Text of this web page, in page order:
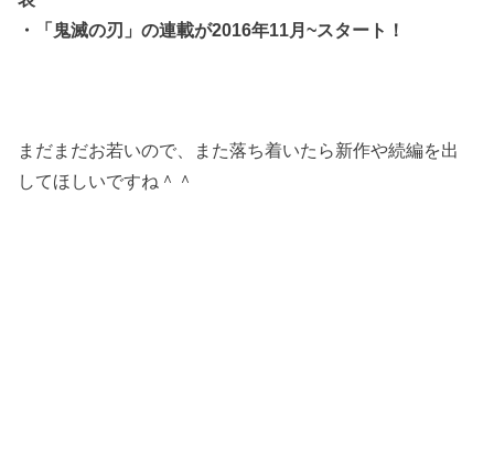
・「鬼滅の刃」の連載が2016年11月~スタート！
まだまだお若いので、また落ち着いたら新作や続編を出
してほしいですね＾＾